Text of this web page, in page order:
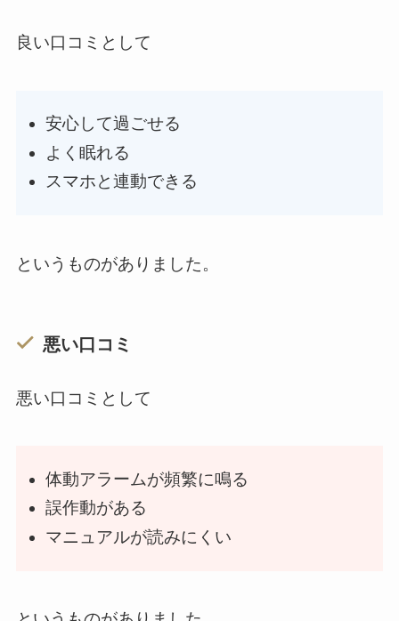
良い口コミとして
安心して過ごせる
よく眠れる
スマホと連動できる
というものがありました。
悪い口コミ
悪い口コミとして
体動アラームが頻繁に鳴る
誤作動がある
マニュアルが読みにくい